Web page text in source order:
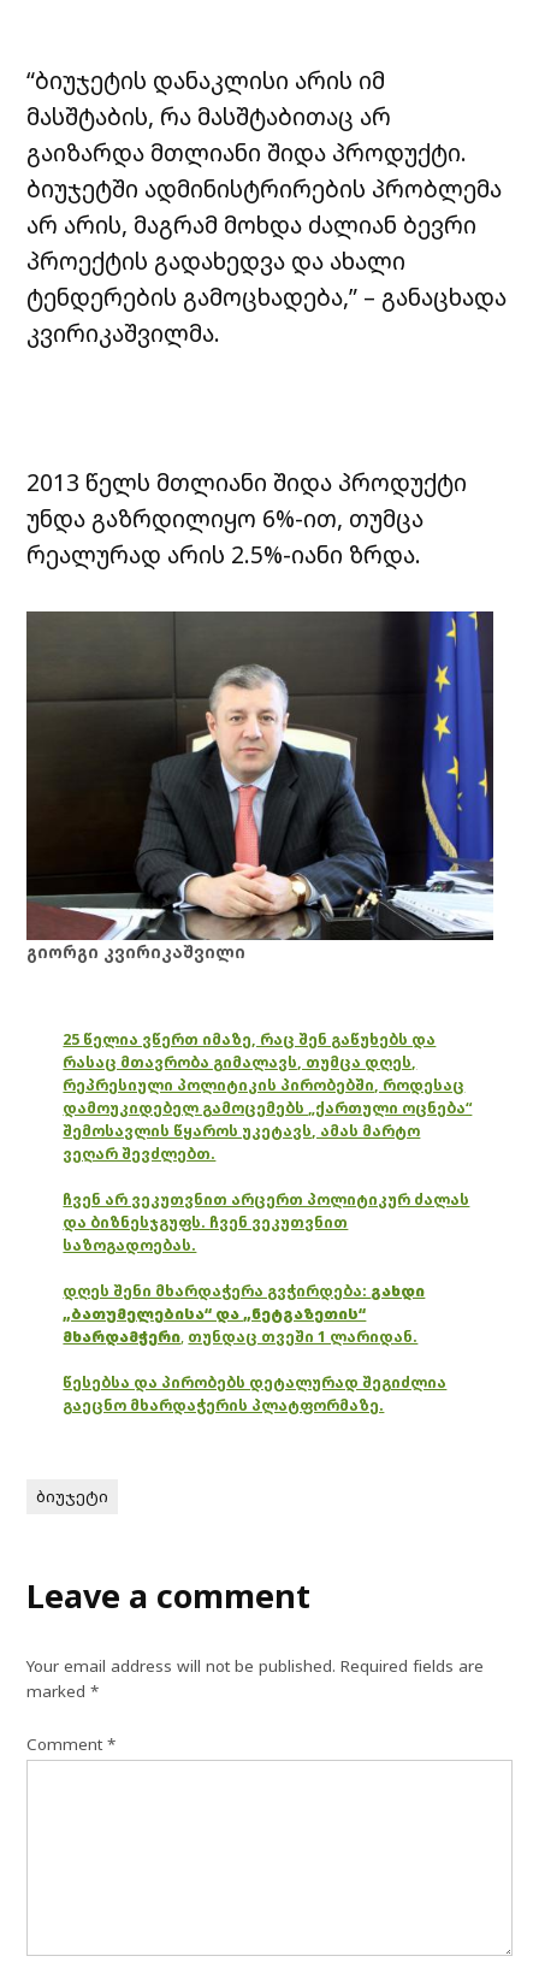
“ბიუჯეტის დანაკლისი არის იმ
მასშტაბის, რა მასშტაბითაც არ
გაიზარდა მთლიანი შიდა პროდუქტი.
ბიუჯეტში ადმინისტრირების პრობლემა
არ არის, მაგრამ მოხდა ძალიან ბევრი
პროექტის გადახედვა და ახალი
ტენდერების გამოცხადება,” – განაცხადა
კვირიკაშვილმა.
2013 წელს მთლიანი შიდა პროდუქტი
უნდა გაზრდილიყო 6%-ით, თუმცა
რეალურად არის 2.5%-იანი ზრდა.
გიორგი კვირიკაშვილი
25 წელია ვწერთ იმაზე, რაც შენ გაწუხებს და
რასაც მთავრობა გიმალავს, თუმცა დღეს,
რეპრესიული პოლიტიკის პირობებში, როდესაც
დამოუკიდებელ გამოცემებს „ქართული ოცნება“
შემოსავლის წყაროს უკეტავს, ამას მარტო
ვეღარ შევძლებთ.
ჩვენ არ ვეკუთვნით არცერთ პოლიტიკურ ძალას
და ბიზნესჯგუფს. ჩვენ ვეკუთვნით
საზოგადოებას.
დღეს შენი მხარდაჭერა გვჭირდება: გახდი
„ბათუმელებისა“ და „ნეტგაზეთის“
მხარდამჭერი, თუნდაც თვეში 1 ლარიდან.
წესებსა და პირობებს დეტალურად შეგიძლია
გაეცნო მხარდაჭერის პლატფორმაზე.
ბიუჯეტი
Leave a comment
Your email address will not be published. Required fields are
marked*
Comment*